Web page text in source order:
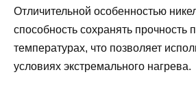
Отличительной особенностью
способность сохранять прочность
температурах, что позволяет
условиях экстремального нагрева.